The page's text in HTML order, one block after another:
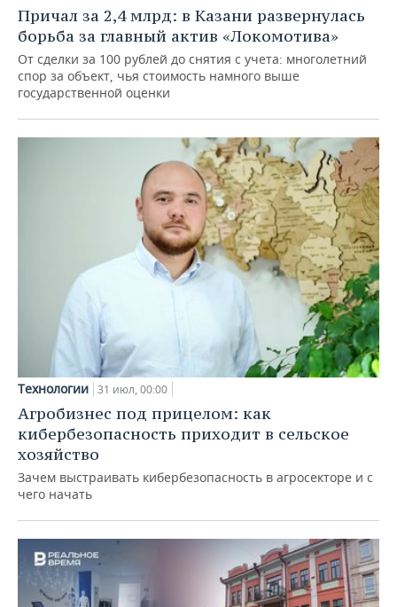
Причал за 2,4 млрд: в Казани развернулась
борьба за главный актив «Локомотива»
От сделки за 100 рублей до снятия с учета: многолетний
спор за объект, чья стоимость намного выше
государственной оценки
Технологии 31 июл, 00:00
Агробизнес под прицелом: как
кибербезопасность приходит в сельское
хозяйство
Зачем выстраивать кибербезопасность в агросекторе и с
чего начать